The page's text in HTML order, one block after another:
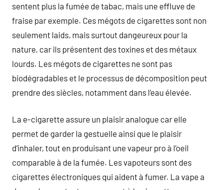
sentent plus la fumée de tabac, mais une effluve de
fraise par exemple. Ces mégots de cigarettes sont non
seulement laids, mais surtout dangeureux pour la
nature, car ils présentent des toxines et des métaux
lourds. Les mégots de cigarettes ne sont pas
biodégradables et le processus de décomposition peut
prendre des siècles, notamment dans l’eau élevée.
La e-cigarette assure un plaisir analogue car elle
permet de garder la gestuelle ainsi que le plaisir
d’inhaler, tout en produisant une vapeur pro à l’oeil
comparable à de la fumée. Les vapoteurs sont des
cigarettes électroniques qui aident à fumer. La vape a